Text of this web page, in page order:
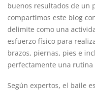
buenos resultados de un
compartimos este blog
delimite como una
esfuerzo físico para
brazos, piernas, pies e
perfectamente una rutina
Según expertos, el baile